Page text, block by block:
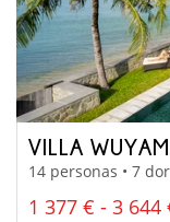
VILLA
14 personas • 7
1 377 € - 3 644